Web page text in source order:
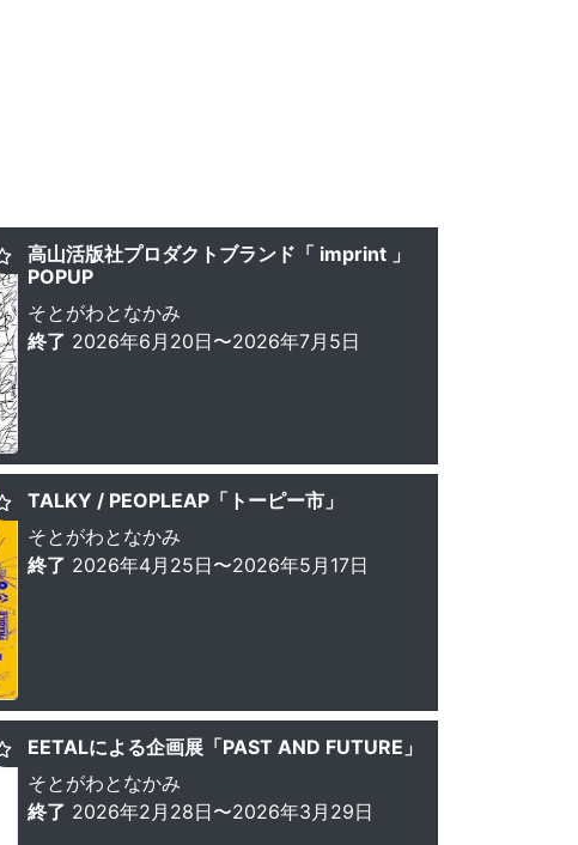
高山活版社プロダクトブランド「 imprint 」
POPUP
そとがわとなかみ
終了 2026年6月20日〜2026年7月5日
TALKY / PEOPLEAP「トーピー市」
そとがわとなかみ
終了 2026年4月25日〜2026年5月17日
EETALによる企画展「PAST AND FUTURE」
そとがわとなかみ
終了 2026年2月28日〜2026年3月29日